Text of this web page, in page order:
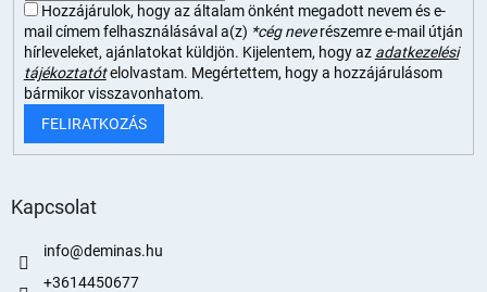
Hozzájárulok, hogy az általam önként megadott nevem és e-
mail címem felhasználásával a(z) *cég neverészemre e-mail útján
hírleveleket, ajánlatokat küldjön. Kijelentem, hogy az adatkezelési
tájékoztatót elolvastam. Megértettem, hogy a hozzájárulásom
bármikor visszavonhatom.
FELIRATKOZÁS
Kapcsolat
info@deminas.hu
+3614450677